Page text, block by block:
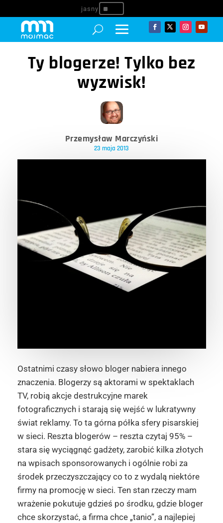
^
Ty blogerze! Tylko bez
wyzwisk!
Przemysław Marczyński
23 maja 2013
Ostatnimi czasy słowo bloger nabiera innego
znaczenia. Blogerzy są aktorami w spektaklach
TV, robią akcje destrukcyjne marek
fotograficznych i starają się wejść w lukratywny
świat reklamy. To ta górna półka sfery pisarskiej
w sieci. Reszta blogerów – reszta czytaj 95% –
stara się wyciągnąć gadżety, zarobić kilka złotych
na wpisach sponsorowanych i ogólnie robi za
środek przeczyszczający co to z wydalą niektóre
firmy na promocję w sieci. Ten stan rzeczy mam
wrażenie pokutuje gdzieś po środku, gdzie bloger
chce skorzystać, a firma chce „tanio”, a najlepiej